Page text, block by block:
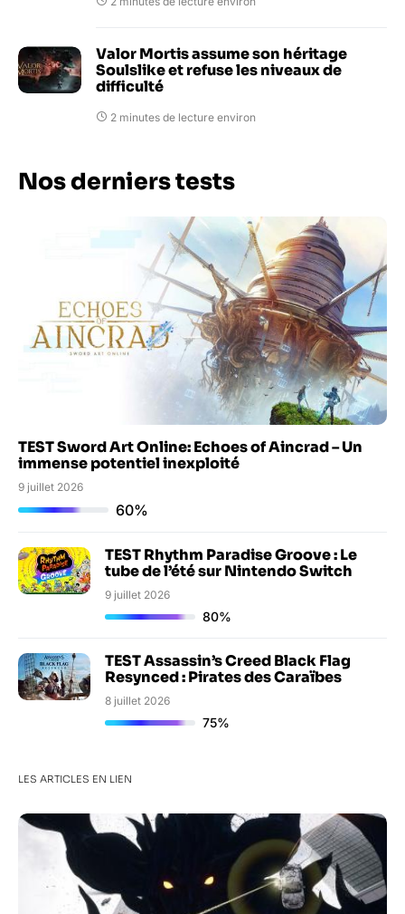
Valor Mortis assume son héritage
Soulslike et refuse les niveaux de
difficulté
2 minutes de lecture environ
Nos derniers tests
TEST Sword Art Online: Echoes of Aincrad – Un
immense potentiel inexploité
9 juillet 2026
60%
TEST Rhythm Paradise Groove : Le
tube de l’été sur Nintendo Switch
9 juillet 2026
80%
TEST Assassin’s Creed Black Flag
Resynced : Pirates des Caraïbes
8 juillet 2026
75%
LES ARTICLES EN LIEN